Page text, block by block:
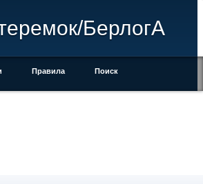
БерлогА
Правила Поиск